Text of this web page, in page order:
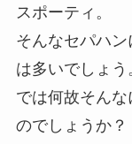
スポーティ。
そんなセパハ
は多いでしょう
では何故そん
のでしょうか？